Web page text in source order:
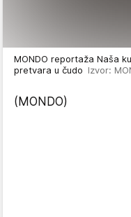
MONDO reportaža Naša
pretvara u čudo Izvor:
(MONDO)